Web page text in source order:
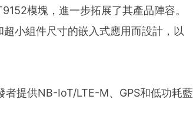
模塊，進一步拓展了其產品陣容。
小組件尺寸的嵌入式應用而設計，以
提供NB-IoT/LTE-M、GPS和低功耗藍